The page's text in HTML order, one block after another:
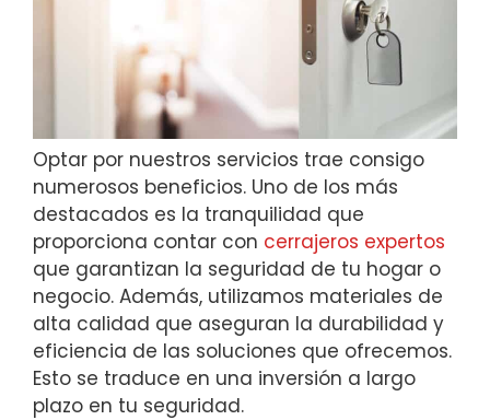
Optar por nuestros servicios trae consigo
numerosos beneficios. Uno de los más
destacados es la tranquilidad que
proporciona contar con cerrajeros expertos
que garantizan la seguridad de tu hogar o
negocio. Además, utilizamos materiales de
alta calidad que aseguran la durabilidad y
eficiencia de las soluciones que ofrecemos.
Esto se traduce en una inversión a largo
plazo en tu seguridad.